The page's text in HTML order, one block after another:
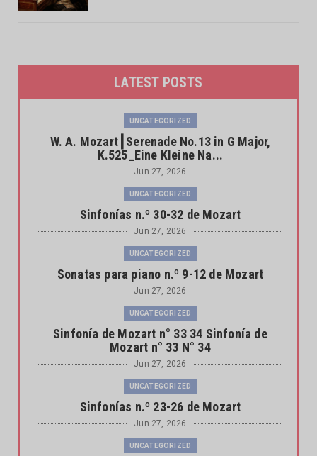
LATEST POSTS
UNCATEGORIZED
W. A. Mozart┃Serenade No.13 in G Major,
K.525_Eine Kleine Na...
Jun 27, 2026
UNCATEGORIZED
Sinfonías n.º 30-32 de Mozart
Jun 27, 2026
UNCATEGORIZED
Sonatas para piano n.º 9-12 de Mozart
Jun 27, 2026
UNCATEGORIZED
Sinfonía de Mozart n° 33 34 Sinfonía de
Mozart n° 33 N° 34
Jun 27, 2026
UNCATEGORIZED
Sinfonías n.º 23-26 de Mozart
Jun 27, 2026
UNCATEGORIZED